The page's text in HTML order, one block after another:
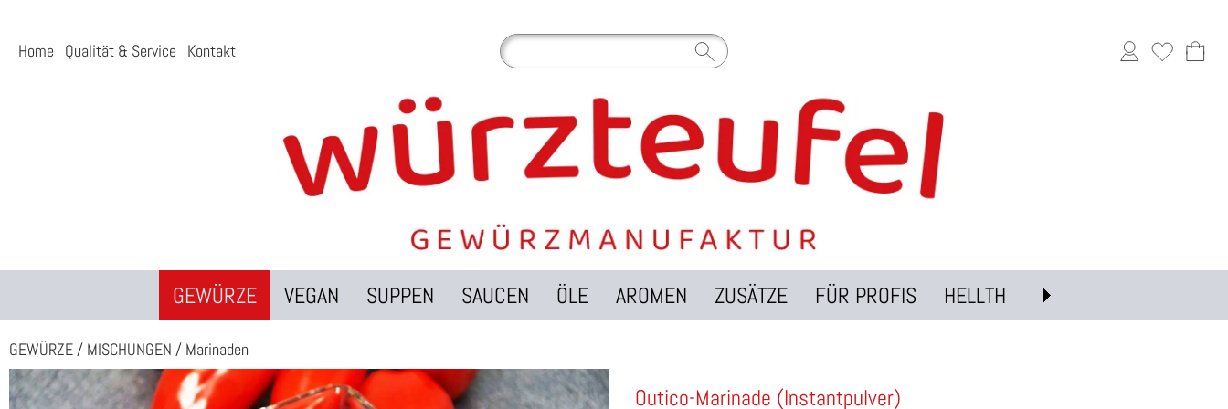
Home Qualität & Service Kontakt
GEWÜRZE VEGAN SUPPEN SAUCEN ÖLE AROMEN ZUSÄTZE FÜR PROFIS HELLTH
GEWÜRZE / MISCHUNGEN / Marinaden
Outico-Marinade (Instantpulver)